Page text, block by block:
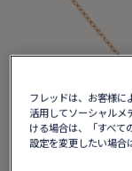
フレッドは、お客様
活用してソーシャルメ
ける場合は、「すべて
設定を変更したい場合